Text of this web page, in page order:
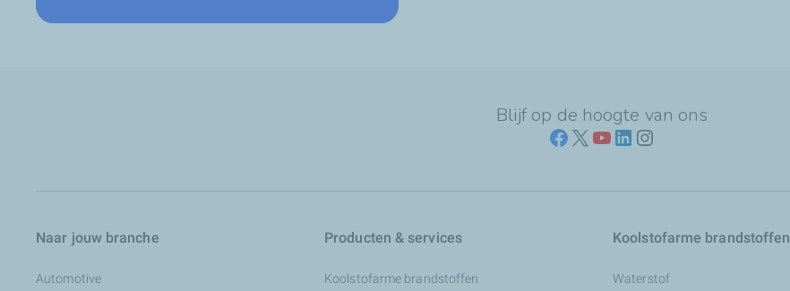
Blijf op de hoogte van ons
Naar jouw branche
Automotive
Producten & services
Koolstofarme brandstoffen
Koolstofarme brandstoffen
Waterstof